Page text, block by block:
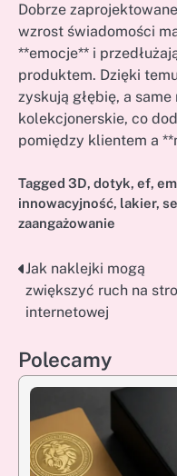
Dobrze
wzrost świadomości
**emocje** i
produktem. Dzięki
zyskują głębię, a
kolekcjonerskie, co
pomiędzy klientem a
Tagged 3D, dotyk, ef,
innowacyjność, lakier,
zaangażowanie
Nawigacja
wpisu
Jak naklejki mogą
zwiększyć ruch na
internetowej
Polecamy